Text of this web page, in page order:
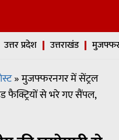
उत्तर प्रदेश उत्तराखंड
»मुजफ्फरनगर में सेंट्रल
फैक्ट्रियों से भरे गए सैंपल,